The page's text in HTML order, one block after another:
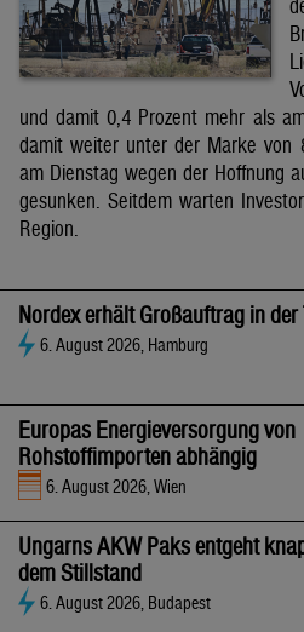
und damit 0,4 Prozent mehr als
damit weiter unter der Marke von
am Dienstag wegen der Hoffnung
gesunken. Seitdem warten
Region.
Nordex erhält Großauftrag in der
6. August 2026, Hamburg
Europas Energieversorgung von
Rohstoffimporten abhängig
6. August 2026, Wien
Ungarns AKW Paks entgeht
dem Stillstand
6. August 2026, Budapest